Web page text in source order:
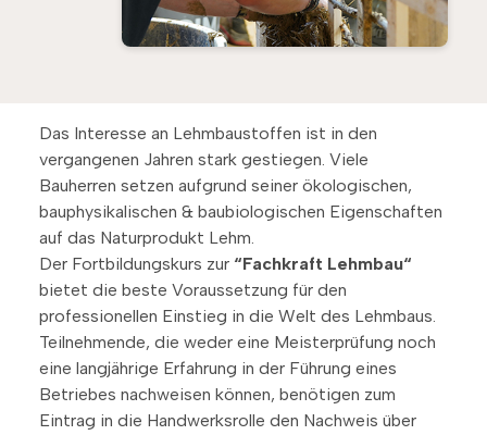
Das Interesse an Lehmbaustoffen ist in den
vergangenen Jahren stark gestiegen. Viele
Bauherren setzen aufgrund seiner ökologischen,
bauphysikalischen & baubiologischen Eigenschaften
auf das Naturprodukt Lehm.
Der Fortbildungskurs zur “Fachkraft Lehmbau“
bietet die beste Voraussetzung für den
professionellen Einstieg in die Welt des Lehmbaus.
Teilnehmende, die weder eine Meisterprüfung noch
eine langjährige Erfahrung in der Führung eines
Betriebes nachweisen können, benötigen zum
Eintrag in die Handwerksrolle den Nachweis über